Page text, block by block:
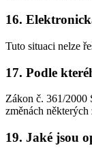
16.
Tuto situaci nelze
17. Podle
Zákon č. 361/2000
změnách
19. Jaké jsou